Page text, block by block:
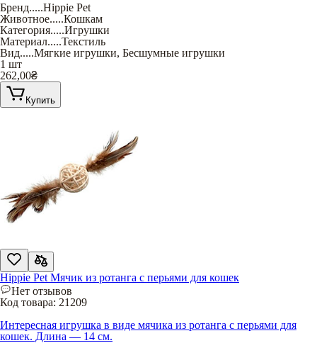
Бренд.....Hippie Pet
Животное.....Кошкам
Категория.....Игрушки
Материал.....Текстиль
Вид.....Мягкие игрушки, Бесшумные игрушки
1 шт
262,00₴
Купить
Hippie Pet Мячик из ротанга с перьями для кошек
Нет отзывов
Код товара: 21209
Интересная игрушка в виде мячика из ротанга с перьями для
кошек. Длина — 14 см.